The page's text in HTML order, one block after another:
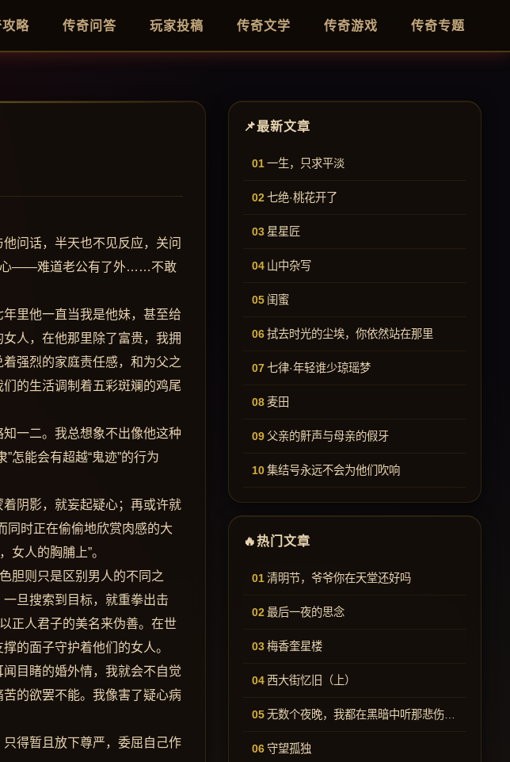
略 传奇问答 玩家投稿 传奇文学 传奇游戏 传奇专题
问话，半天也不见反应，关问
心——难道老公有了外……不敢
里他一直当我是他妹，甚至给
人，在他那里除了富贵，我拥
强烈的家庭责任感，和为父之
的生活调制着五彩斑斓的鸡尾
一二。我总想象不出像他这种
怎能会有超越“鬼迹”的行为
阴影，就妄起疑心；再或许就
时正在偷偷地欣赏肉感的大
女人的胸脯上”。
胆则只是区别男人的不同之
旦搜索到目标，就重拳出击
正人君子的美名来伪善。在世
的面子守护着他们的女人。
目睹的婚外情，我就会不自觉
的欲罢不能。我像害了疑心病
得暂且放下尊严，委屈自己作
最新文章
一生，只求平淡
七绝·桃花开了
星星匠
山中杂写
闺蜜
拭去时光的尘埃，你依然站在那里
七律·年轻谁少琼瑶梦
麦田
父亲的鼾声与母亲的假牙
集结号永远不会为他们吹响
热门文章
清明节，爷爷你在天堂还好吗
最后一夜的思念
梅香奎星楼
西大街忆旧（上）
守望孤独